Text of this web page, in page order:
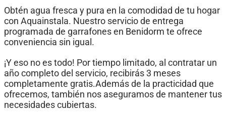
Obtén agua fresca y pura en la comodidad de tu hogar
con Aquainstala. Nuestro servicio de entrega
programada de garrafones en Benidorm te ofrece
conveniencia sin igual.
¡Y eso no es todo! Por tiempo limitado, al contratar un
año completo del servicio, recibirás 3 meses
completamente gratis.Además de la practicidad que
ofrecemos, también nos aseguramos de mantener tus
necesidades cubiertas.